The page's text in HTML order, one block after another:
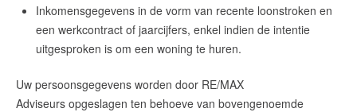
Inkomensgegevens in de vorm van recente loonstroken en
een werkcontract of jaarcijfers, enkel indien de intentie
uitgesproken is om een woning te huren.
Uw persoonsgegevens worden door RE/MAX
Adviseurs opgeslagen ten behoeve van bovengenoemde